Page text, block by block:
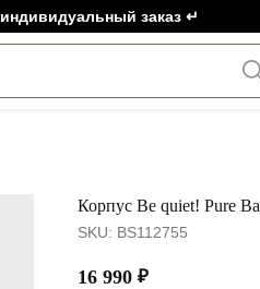
заказ ↵
Корпус Be quiet! Pure
SKU: BS112755
16 990 ₽